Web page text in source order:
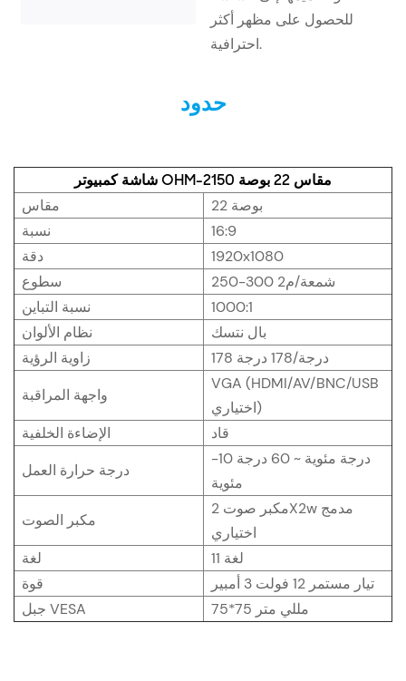
للحصول على مظهر أكثر
احترافية.
حدود
شاشة كمبيوتر OHM-2150 مقاس 22 بوصة
مقاس
22 بوصة
نسبة
16:9
دقة
1920x1080
سطوع
250-300 شمعة/م2
نسبة التباين
1000:1
نظام الألوان
بال نتسك
زاوية الرؤية
178 درجة/178 درجة
واجهة المراقبة
VGA (HDMI/AV/BNC/USB
اختياري)
الإضاءة الخلفية
قاد
درجة حرارة العمل
-10 درجة مئوية ~ 60 درجة
مئوية
مكبر الصوت
مكبر صوت 2X2w مدمج
اختياري
لغة
11 لغة
قوة
تيار مستمر 12 فولت 3 أمبير
جبل VESA
75*75 مللي متر